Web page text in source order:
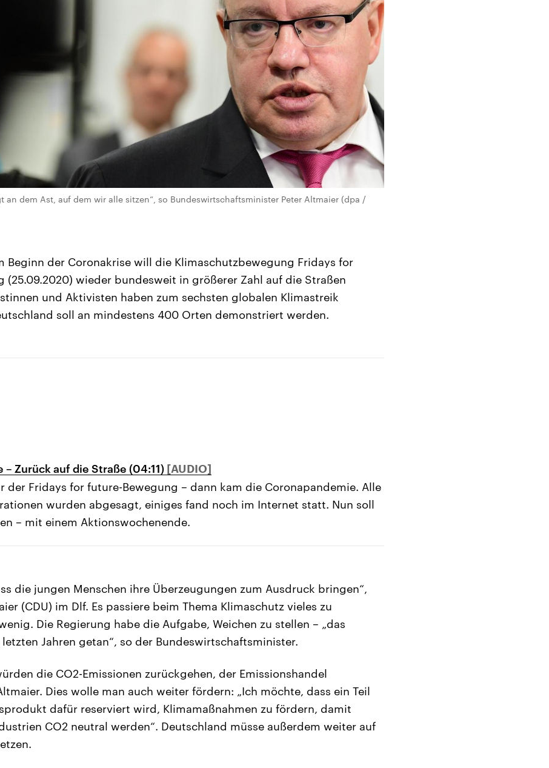
an dem Ast, auf dem wir alle sitzen“, so Bundeswirtschaftsminister Peter Altmaier (dpa /
Beginn der Coronakrise will die Klimaschutzbewegung Fridays for
(25.09.2020) wieder bundesweit in größerer Zahl auf die Straßen
und Aktivisten haben zum sechsten globalen Klimastreik
soll an mindestens 400 Orten demonstriert werden.
– Zurück auf die Straße (04:11)
der Fridays for future-Bewegung – dann kam die Coronapandemie. Alle
wurden abgesagt, einiges fand noch im Internet statt. Nun soll
– mit einem Aktionswochenende.
die jungen Menschen ihre Überzeugungen zum Ausdruck bringen“,
(CDU) im Dlf. Es passiere beim Thema Klimaschutz vieles zu
Die Regierung habe die Aufgabe, Weichen zu stellen – „das
Jahren getan“, so der Bundeswirtschaftsminister.
die CO2-Emissionen zurückgehen, der Emissionshandel
Dies wolle man auch weiter fördern: „Ich möchte, dass ein Teil
dafür reserviert wird, Klimamaßnahmen zu fördern, damit
CO2 neutral werden“. Deutschland müsse außerdem weiter auf